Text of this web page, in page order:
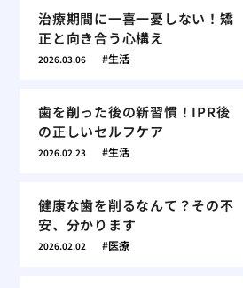
治療期間に一喜一憂しない！矯
正と向き合う心構え
2026.03.06 生活
歯を削った後の新習慣！IPR後
の正しいセルフケア
2026.02.23 生活
健康な歯を削るなんて？その不
安、分かります
2026.02.02 医療